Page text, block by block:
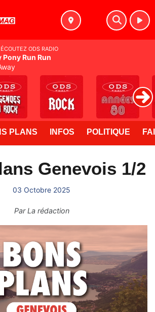
PLANS INFOS POLITIQUE
Genevois 1/2
03 Octobre 2025
ParLa rédaction
ODS RADIO
Pony Run Run